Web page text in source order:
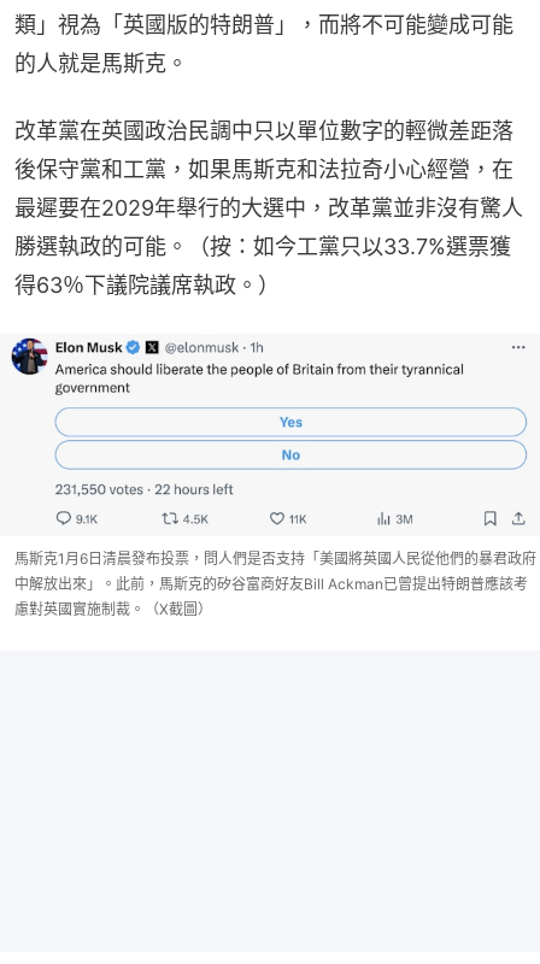
類」視為「英國版的特朗普」，而將不可能變成可能
的人就是馬斯克。
改革黨在英國政治民調中只以單位數字的輕微差距落
後保守黨和工黨，如果馬斯克和法拉奇小心經營，在
最遲要在2029年舉行的大選中，改革黨並非沒有驚人
勝選執政的可能。（按：如今工黨只以33.7%選票獲
得63％下議院議席執政。）
馬斯克1月6日清晨發布投票，問人們是否支持「美國將英國人民從他們的暴君政府
中解放出來」。此前，馬斯克的矽谷富商好友Bill Ackman已曾提出特朗普應該考
慮對英國實施制裁。（X截圖）